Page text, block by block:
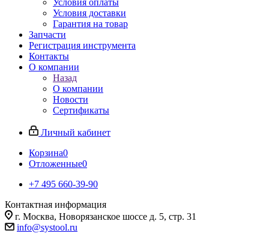
Условия оплаты
Условия доставки
Гарантия на товар
Запчасти
Регистрация инструмента
Контакты
О компании
Назад
О компании
Новости
Сертификаты
Личный кабинет
Корзина0
Отложенные0
+7 495 660-39-90
Контактная информация
г. Москва, Новорязанское шоссе д. 5, стр. 31
info@systool.ru